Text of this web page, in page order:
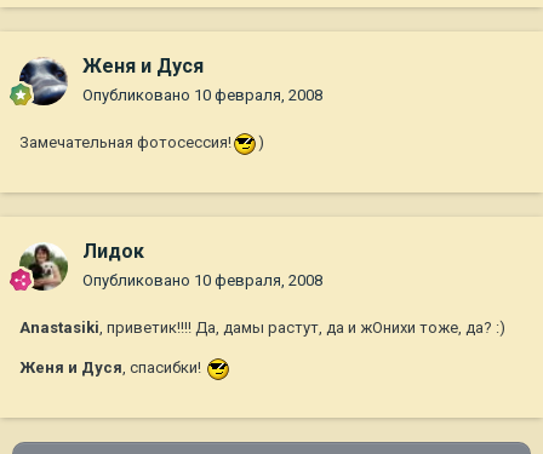
Женя и Дуся
Опубликовано 10 февраля, 2008
Замечательная фотосессия! )
Лидок
Опубликовано 10 февраля, 2008
Anastasiki, приветик!!!! Да, дамы растут, да и жОнихи тоже, да? :)
Женя и Дуся, спасибки!